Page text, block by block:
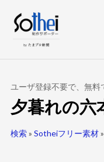
ユーザ登録不要で、無料
夕暮れの六
検索» Sotheiフリー素材»